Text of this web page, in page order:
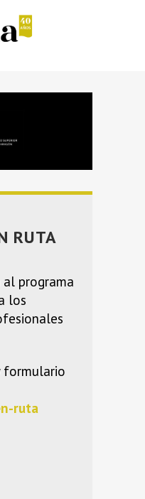
RUTA
programa
los
formulario
ruta